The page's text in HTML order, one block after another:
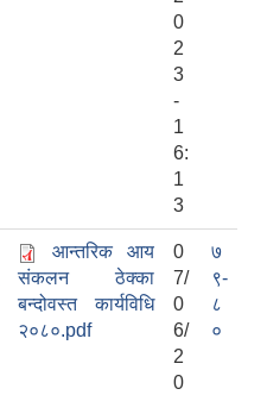
0
2
3
-
1
6:
1
3
आन्तरिक आय
संकलन ठेक्का
बन्दोवस्त कार्यविधि
२०८०.pdf
0
7/
0
6/
2
0
७
९-
८
०